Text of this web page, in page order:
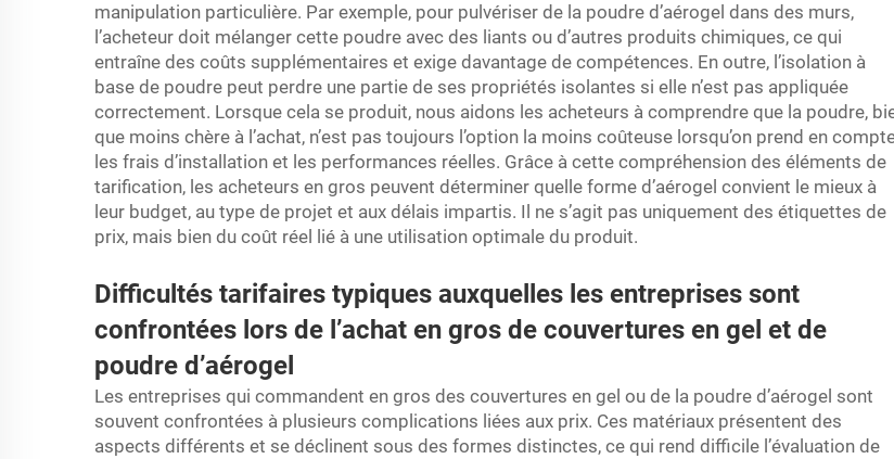
manipulation particulière. Par exemple, pour pulvériser de la poudre d’aérogel dans des murs,
l’acheteur doit mélanger cette poudre avec des liants ou d’autres produits chimiques, ce qui
entraîne des coûts supplémentaires et exige davantage de compétences. En outre, l’isolation à
base de poudre peut perdre une partie de ses propriétés isolantes si elle n’est pas appliquée
correctement. Lorsque cela se produit, nous aidons les acheteurs à comprendre que la poudre,
que moins chère à l’achat, n’est pas toujours l’option la moins coûteuse lorsqu’on prend en
les frais d’installation et les performances réelles. Grâce à cette compréhension des éléments de
tarification, les acheteurs en gros peuvent déterminer quelle forme d’aérogel convient le mieux à
leur budget, au type de projet et aux délais impartis. Il ne s’agit pas uniquement des étiquettes de
prix, mais bien du coût réel lié à une utilisation optimale du produit.
Difficultés tarifaires typiques auxquelles les entreprises sont
confrontées lors de l’achat en gros de couvertures en gel et de
poudre d’aérogel
Les entreprises qui commandent en gros des couvertures en gel ou de la poudre d’aérogel sont
souvent confrontées à plusieurs complications liées aux prix. Ces matériaux présentent des
aspects différents et se déclinent sous des formes distinctes, ce qui rend difficile l’évaluation de